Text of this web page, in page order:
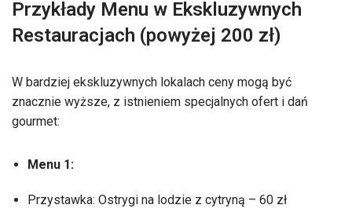
Przykłady Menu w Ekskluzywnych
Restauracjach (powyżej 200 zł)
W bardziej ekskluzywnych lokalach ceny mogą być
znacznie wyższe, z istnieniem specjalnych ofert i dań
gourmet:
Menu 1:
Przystawka: Ostrygi na lodzie z cytryną – 60 zł